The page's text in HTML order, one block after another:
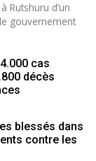
Rutshuru d’un
gouvernement
cas
décès
blessés dans
contre les